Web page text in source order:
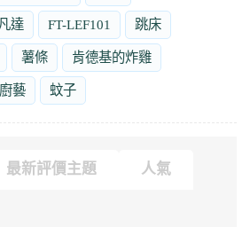
達 FT-LEF101 跳床
薯條 肯德基的炸雞
廚藝 蚊子
最新評價主題 人氣